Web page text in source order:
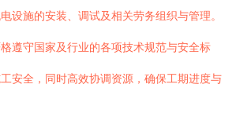
设施的安装、调试及相关劳务组织与管理。
遵守国家及行业的各项技术规范与安全标
安全，同时高效协调资源，确保工期进度与